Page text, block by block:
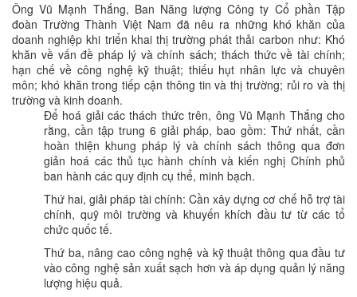
Ông Vũ Mạnh Thắng, Ban Năng lượng Công ty Cổ phần Tập
đoàn Trường Thành Việt Nam đã nêu ra những khó khăn của
doanh nghiệp khi triển khai thị trường phát thải carbon như: Khó
khăn về vấn đề pháp lý và chính sách; thách thức về tài chính;
hạn chế về công nghệ kỹ thuật; thiếu hụt nhân lực và chuyên
môn; khó khăn trong tiếp cận thông tin và thị trường; rủi ro và thị
trường và kinh doanh.
Để hoá giải các thách thức trên, ông Vũ Mạnh Thắng cho
rằng, cần tập trung 6 giải pháp, bao gồm: Thứ nhất, cần
hoàn thiện khung pháp lý và chính sách thông qua đơn
giản hoá các thủ tục hành chính và kiến nghị Chính phủ
ban hành các quy định cụ thể, minh bạch.
Thứ hai, giải pháp tài chính: Cần xây dựng cơ chế hỗ trợ tài
chính, quỹ môi trường và khuyến khích đầu tư từ các tổ
chức quốc tế.
Thứ ba, nâng cao công nghệ và kỹ thuật thông qua đầu tư
vào công nghệ sản xuất sạch hơn và áp dụng quản lý năng
lượng hiệu quả.